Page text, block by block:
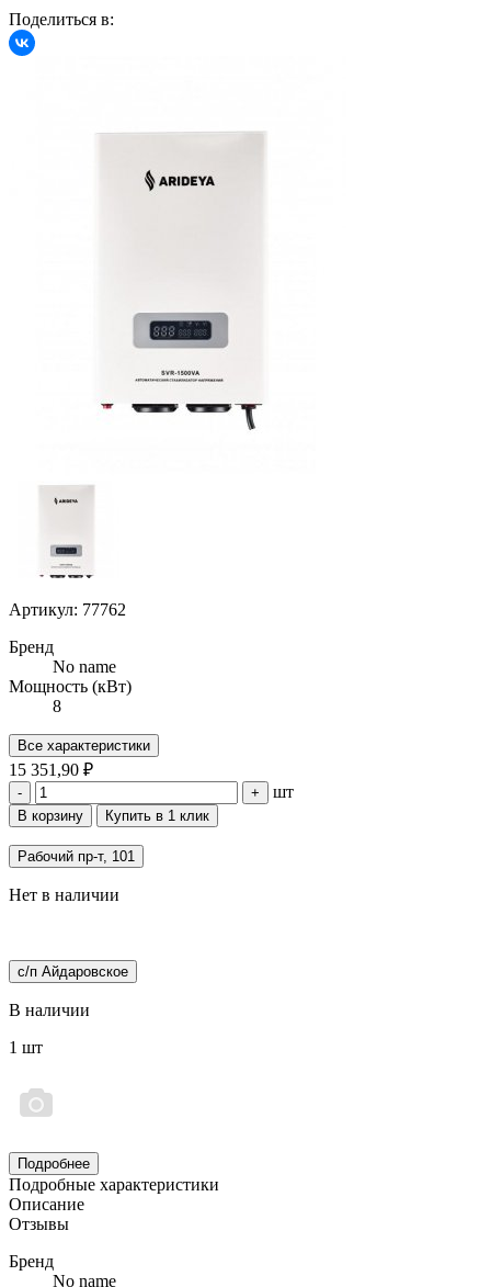
Поделиться в:
Артикул: 77762
Бренд
No name
Мощность (кВт)
8
Все характеристики
15 351,90 ₽
- + шт
В корзину Купить в 1 клик
Рабочий пр-т, 101
Нет в наличии
с/п Айдаровское
В наличии
1 шт
Подробнее
Подробные характеристики
Описание
Отзывы
Бренд
No name